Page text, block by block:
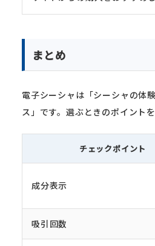
まとめ
電子シーシャは「シーシャの体
ス」です。選ぶときのポイント
チェックポイント
成分表示
吸引回数